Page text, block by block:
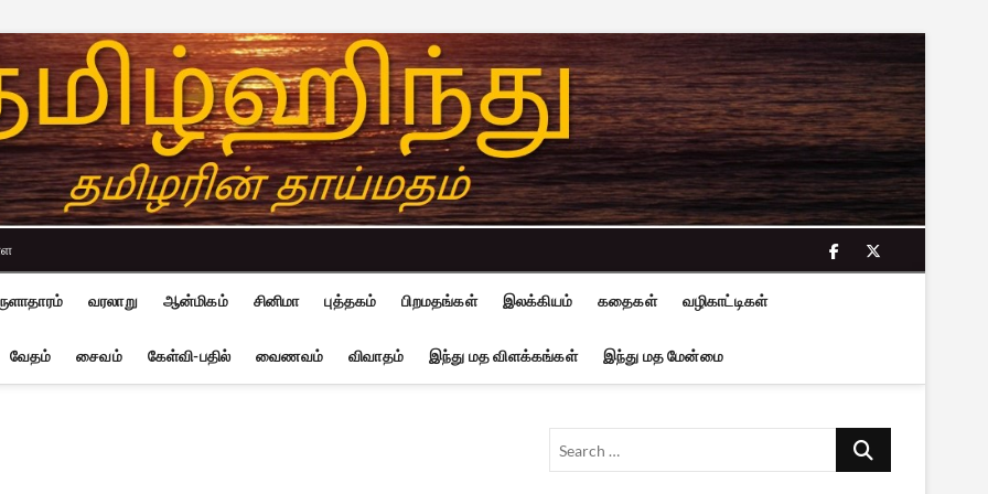
facebook
twitter
வரலாறு ஆன்மிகம் சினிமா புத்தகம் பிறமதங்கள் இலக்கியம் கதைகள் வழிகாட்டிகள்
வேதம் சைவம் கேள்வி-பதில் வைணவம் விவாதம் இந்து மத விளக்கங்கள் இந்து மத மேன்மை
Search